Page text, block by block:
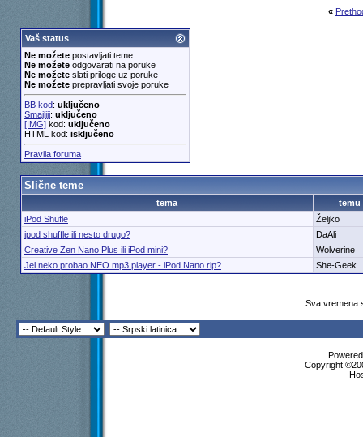
«
Vaš status
Ne možetepostavljati teme
Ne možeteodgovarati na poruke
Ne možeteslati priloge uz poruke
Ne možeteprepravljati svoje poruke
BB kod: uključeno
Smajliji: uključeno
[IMG]kod: uključeno
HTML kod: isključeno
Pravila foruma
Slične teme
tema
temu
iPod Shufle
Željko
ipod shuffle ili nesto drugo?
DaAli
Creative Zen Nano Plus ili iPod mini?
Wolverine
Jel neko probao NEO mp3 player - iPod Nano rip?
She-Geek
Sva vremena
Copyright